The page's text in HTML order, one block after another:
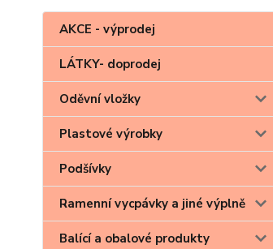
AKCE - výprodej
LÁTKY- doprodej
Oděvní vložky
Plastové výrobky
Podšívky
Ramenní vycpávky a jiné výplně
Balící a obalové produkty